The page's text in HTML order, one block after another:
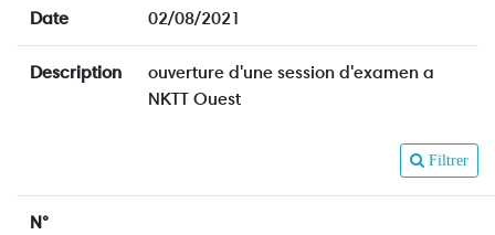
Date 02/08/2021
Description
ouverture d'une session d'examen a
NKTT Ouest
Filtrer
N°